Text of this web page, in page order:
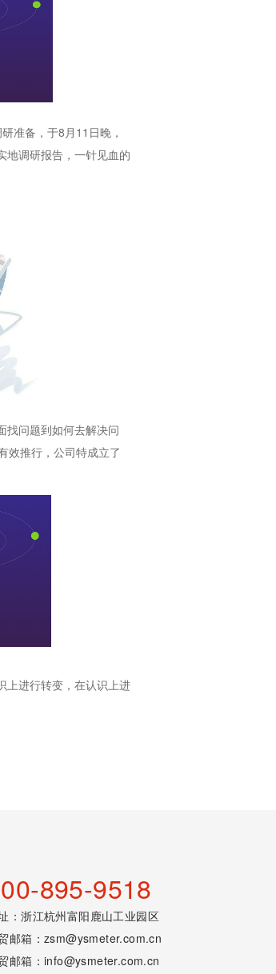
准备，于8月11日晚，
地调研报告，一针见血的
找问题到如何去解决问
效推行，公司特成立了
上进行转变，在认识上进
895-9518
：浙江杭州富阳鹿山工业园区
邮箱： zsm@ysmeter.com.cn
邮箱： info@ysmeter.com.cn